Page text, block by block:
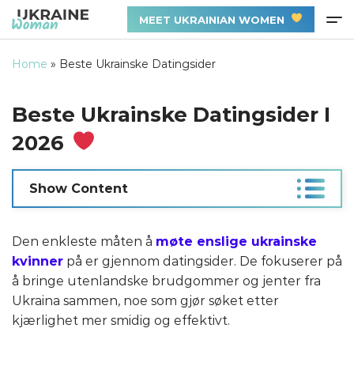
MEET UKRAINIAN WOMEN
Home » Beste Ukrainske Datingsider
Beste Ukrainske Datingsider I
2026
Show Content
Den enkleste måten å møte enslige ukrainske
kvinner på er gjennom datingsider. De fokuserer på
å bringe utenlandske brudgommer og jenter fra
Ukraina sammen, noe som gjør søket etter
kjærlighet mer smidig og effektivt.